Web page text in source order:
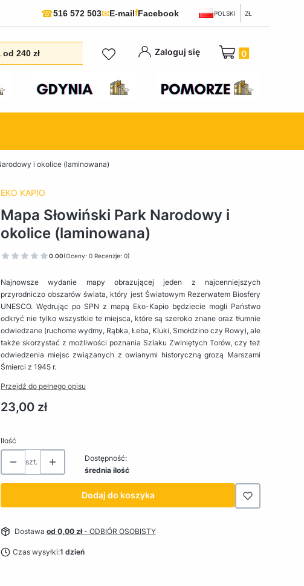
☎516 572 503✉E-mailfFacebook POLSKI ZŁ
240 zł Zaloguj się Produkty w
i okolice (laminowana)
EKO KAPIO
Mapa Słowiński Park Narodowy i
okolice (laminowana)
0.00(Oceny: 0 Recenzje: 0)
Najnowsze wydanie mapy obrazującej jeden z najcenniejszych
przyrodniczo obszarów świata, który jest Światowym Rezerwatem Biosfery
UNESCO. Wędrując po SPN z mapą Eko-Kapio będziecie mogli Państwo
odkryć nie tylko wszystkie te miejsca, które są szeroko znane oraz tłumnie
odwiedzane (ruchome wydmy, Rąbka, Łeba, Kluki, Smołdzino czy Rowy), ale
także skorzystać z możliwości poznania Szlaku Zwiniętych Torów, czy też
odwiedzenia miejsc związanych z owianymi historyczną grozą Marszami
Śmierci z 1945 r.
Przejdź do pełnego opisu
Cena
23,00 zł
Ilość
szt.
Dostępność:
średnia ilość
Dodaj do koszyka
Dostawa od 0,00 zł- ODBIÓR OSOBISTY
Czas wysyłki:1 dzień